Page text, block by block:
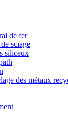
de fer
sciage
siliceux
des métaux